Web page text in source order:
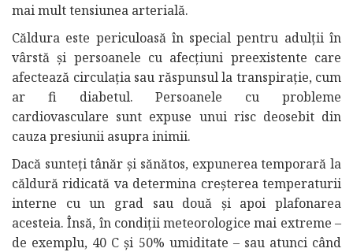
mai mult tensiunea arterială.
Căldura este periculoasă în special pentru adulții în
vârstă și persoanele cu afecțiuni preexistente care
afectează circulația sau răspunsul la transpirație, cum
ar fi diabetul. Persoanele cu probleme
cardiovasculare sunt expuse unui risc deosebit din
cauza presiunii asupra inimii.
Dacă sunteți tânăr și sănătos, expunerea temporară la
căldură ridicată va determina creșterea temperaturii
interne cu un grad sau două și apoi plafonarea
acesteia. Însă, în condiții meteorologice mai extreme –
de exemplu, 40 C și 50% umiditate – sau atunci când